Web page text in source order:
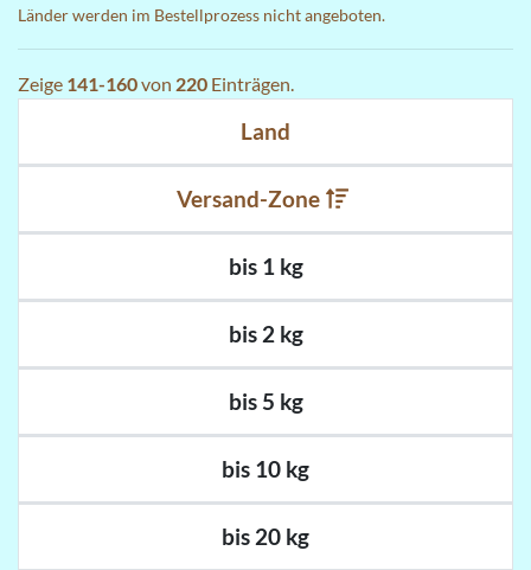
Länder werden im Bestellprozess nicht angeboten.
Zeige 141-160von 220 Einträgen.
Land
Versand-Zone
bis 1 kg
bis 2 kg
bis 5 kg
bis 10 kg
bis 20 kg